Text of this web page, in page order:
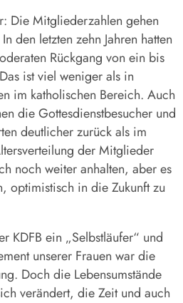
Die Mitgliederzahlen gehen
den letzten zehn Jahren hatten
Rückgang von ein bis
ist viel weniger als in
im katholischen Bereich. Auch
die Gottesdienstbesucher und
deutlicher zurück als im
der Mitglieder
noch weiter anhalten, aber es
optimistisch in die Zukunft zu
KDFB ein „Selbstläufer“ und
unserer Frauen war die
Doch die Lebensumstände
verändert, die Zeit und auch